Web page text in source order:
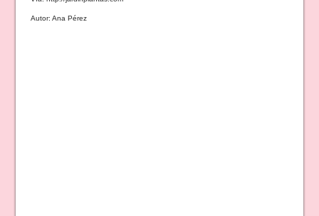
Autor: Ana Pérez